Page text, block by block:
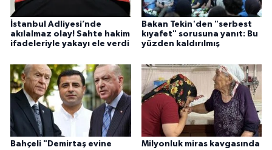
İstanbul Adliyesi’nde
akılalmaz olay! Sahte hakim
ifadeleriyle yakayı ele verdi
Bakan Tekin'den "serbest
kıyafet" sorusuna yanıt: Bu
yüzden kaldırılmış
Bahçeli "Demirtaş evine
Milyonluk miras kavgasında